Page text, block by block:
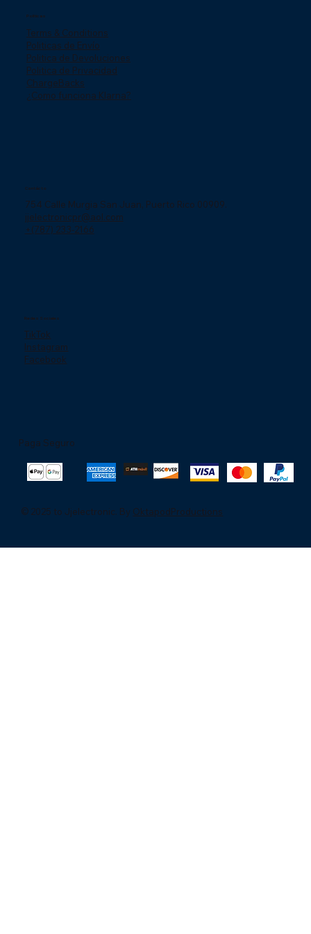
Politicas
Terms & Conditions
Politicas de Envío
Politica de Devoluciones
Politica de Privacidad
ChargeBacks
¿Como funciona Klarna?
Contácto
754 Calle Murgia San Juan, Puerto Rico 00909.
jjelectronicpr@aol.com
+(787) 233-2166
Redes Sociales
TikTok
Instagram
Facebook
Paga Seguro
© 2025 to Jjelectronic. By OktapodProductions